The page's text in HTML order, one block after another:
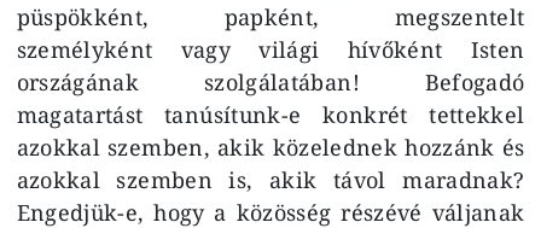
püspökként, papként, megszentelt
személyként vagy világi hívőként Isten
országának szolgálatában! Befogadó
magatartást tanúsítunk-e konkrét tettekkel
azokkal szemben, akik közelednek hozzánk és
azokkal szemben is, akik távol maradnak?
Engedjük-e, hogy a közösség részévé váljanak